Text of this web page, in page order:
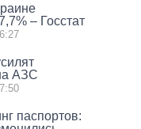
– Госстат
АЗС
паспортов: